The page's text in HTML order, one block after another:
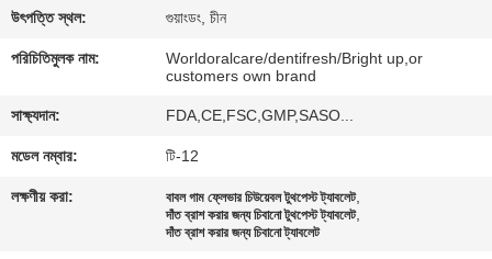
মান
নিয়ন্ত্রণ
যোগাযোগ
করুন
উৎপত্তি স্থল: গুয়াংডং, চীন
পরিচিতিমুলক নাম:
Worldoralcare/dentifresh/Bright up,or
customers own brand
সাক্ষ্যদান: FDA,CE,FSC,GMP,SASO...
মডেল নম্বার: টি-12
লক্ষণীয় করা: বাবল গাম ফ্লেভার চিউয়েবল টুথপেস্ট ট্যাবলেট,
দাঁত ব্রাশ করার জন্য চিবানো টুথপেস্ট ট্যাবলেট,
দাঁত ব্রাশ করার জন্য চিবানো ট্যাবলেট